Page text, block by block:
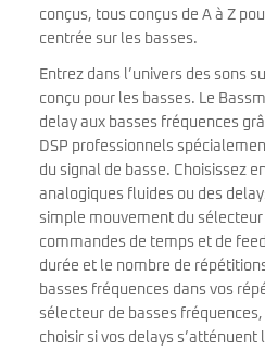
conçus, tous conçus de A à Z
centrée sur les basses.
Entrez dans l’univers des sons
conçu pour les basses. Le
delay aux basses fréquences
DSP professionnels
du signal de basse. Choisissez
analogiques fluides ou des
simple mouvement du
commandes de temps et de
durée et le nombre de
basses fréquences dans vos
sélecteur de basses
choisir si vos delays